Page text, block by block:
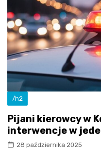
/h2
Pijani kierowcy w
interwencje w
28 października 2025